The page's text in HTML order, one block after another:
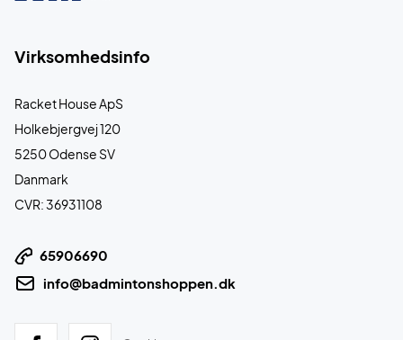
Virksomhedsinfo
Racket House ApS
Holkebjergvej 120
5250 Odense SV
Danmark
CVR: 36931108
65906690
info@badmintonshoppen.dk